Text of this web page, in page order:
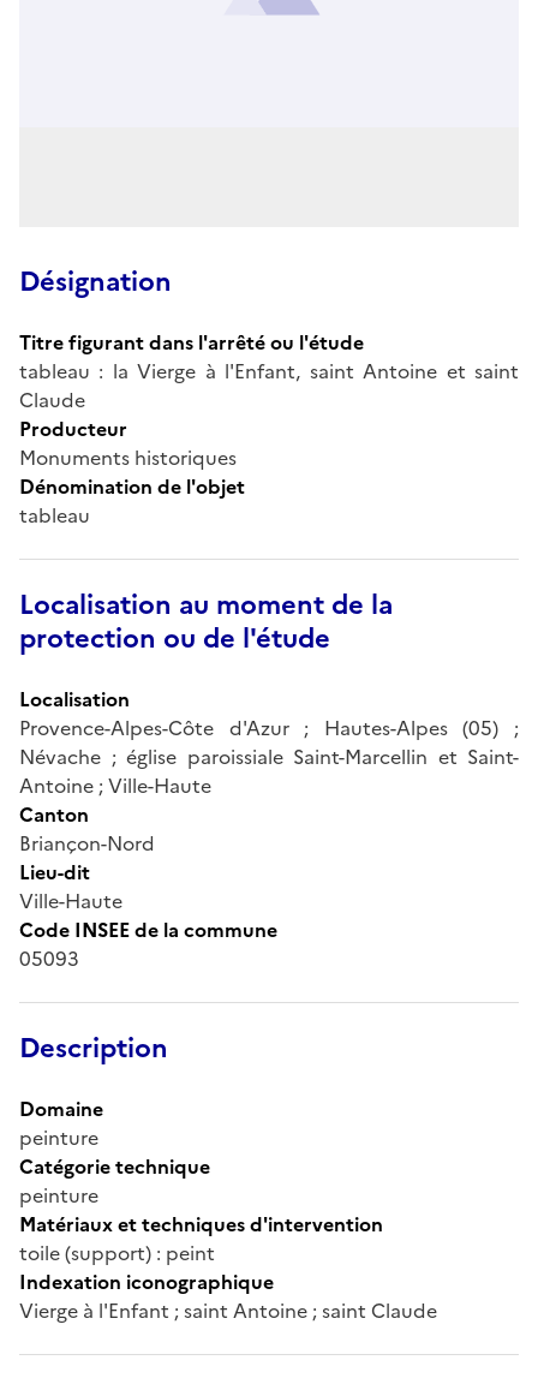
Désignation
Titre figurant dans l'arrêté ou l'étude
tableau : la Vierge à l'Enfant, saint Antoine et saint
Claude
Producteur
Monuments historiques
Dénomination de l'objet
tableau
Localisation au moment de la
protection ou de l'étude
Localisation
Provence-Alpes-Côte d'Azur ; Hautes-Alpes (05) ;
Névache ; église paroissiale Saint-Marcellin et Saint-
Antoine ; Ville-Haute
Canton
Briançon-Nord
Lieu-dit
Ville-Haute
Code INSEE de la commune
05093
Description
Domaine
peinture
Catégorie technique
peinture
Matériaux et techniques d'intervention
toile (support) : peint
Indexation iconographique
Vierge à l'Enfant ; saint Antoine ; saint Claude